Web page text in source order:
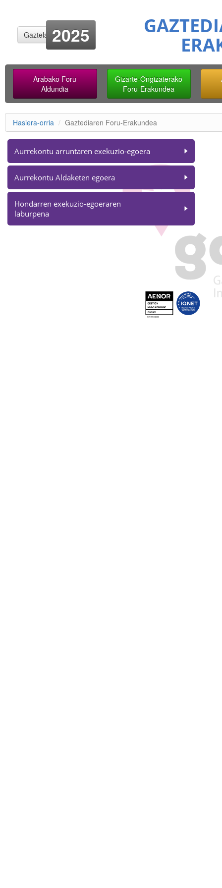
Gaztelania2025
Arabako Foru
Aldundia
Gizarte-Ongizaterako
Foru-Erakundea
Hasiera-orria Gaztediaren Foru-Erakundea
Aurrekontu arruntaren exekuzio-egoera
Aurrekontu Aldaketen egoera
Hondarren exekuzio-egoeraren
laburpena